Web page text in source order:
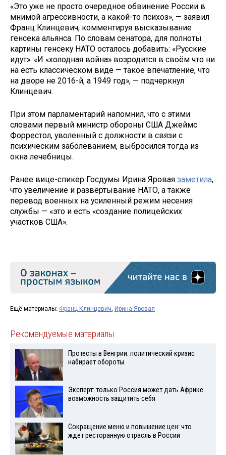
«Это уже не просто очередное обвинение России в
мнимой агрессивности, а какой-то психоз», — заявил
Франц Клинцевич, комментируя высказывание
генсека альянса. По словам сенатора, для полноты
картины генсеку НАТО осталось добавить: «Русские
идут». «И «холодная война» возродится в своём что ни
на есть классическом виде — такое впечатление, что
на дворе не 2016-й, а 1949 год», — подчеркнул
Клинцевич.
При этом парламентарий напомнил, что с этими
словами первый министр обороны США Джеймс
Форрестол, уволенный с должности в связи с
психическим заболеванием, выбросился тогда из
окна лечебницы.
Ранее вице-спикер Госдумы Ирина Яровая заметила,
что увеличение и развёртывание НАТО, а также
перевод военных на усиленный режим несения
службы — «это и есть «создание полицейских
участков США».
Ещё материалы: Франц Клинцевич Ирина Яровая
Рекомендуемые материалы
Протесты в Венгрии: политический кризис
набирает обороты
Эксперт: только Россия может дать Африке
возможность защитить себя
Сокращение меню и повышение цен: что
ждет ресторанную отрасль в России